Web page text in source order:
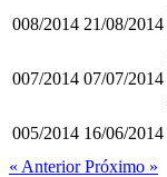
008/2014 21/08/2014
007/2014 07/07/2014
005/2014 16/06/2014
« AnteriorPróximo »